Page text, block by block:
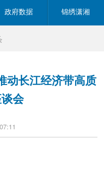
政府数据 锦绣潇湘
动长江经济带高质
会